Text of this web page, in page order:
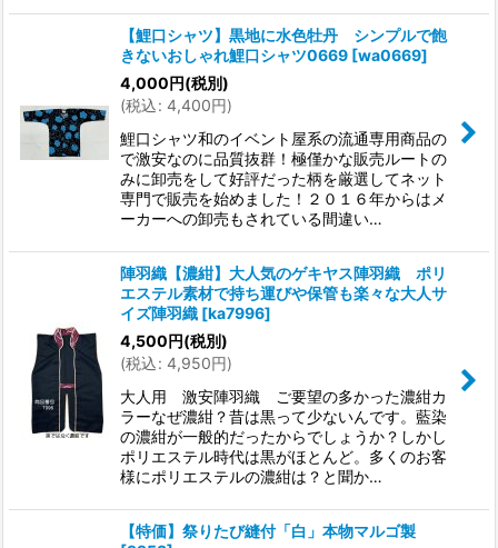
【鯉口シャツ】黒地に水色牡丹 シンプルで飽
きないおしゃれ鯉口シャツ0669 [wa0669]
4,000円(税別)
(税込: 4,400円)
鯉口シャツ和のイベント屋系の流通専用商品の
で激安なのに品質抜群！極僅かな販売ルートの
みに卸売をして好評だった柄を厳選してネット
専門で販売を始めました！２０１６年からはメ
ーカーへの卸売もされている間違い…
陣羽織【濃紺】大人気のゲキヤス陣羽織 ポリ
エステル素材で持ち運びや保管も楽々な大人サ
イズ陣羽織 [ka7996]
4,500円(税別)
(税込: 4,950円)
大人用 激安陣羽織 ご要望の多かった濃紺カ
ラーなぜ濃紺？昔は黒って少ないんです。藍染
の濃紺が一般的だったからでしょうか？しかし
ポリエステル時代は黒がほとんど。多くのお客
様にポリエステルの濃紺は？と聞か…
【特価】祭りたび縫付「白」本物マルゴ製